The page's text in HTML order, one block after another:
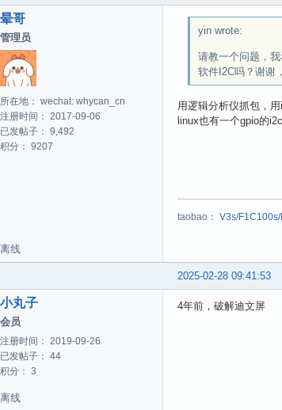
晕哥
管理员
所在地： wechat: whycan_cn
注册时间： 2017-09-06
已发帖子： 9,492
积分： 9207
yin wrote:
请教一个问题，
软件I2C吗？谢谢
用逻辑分析仪抓包，用
linux也有一个gpio的i2c
taobao： V3s/
离线
2025-02-28 09:41:53
小丸子
会员
注册时间： 2019-09-26
已发帖子： 44
积分： 3
4年前，破解迪文屏
离线